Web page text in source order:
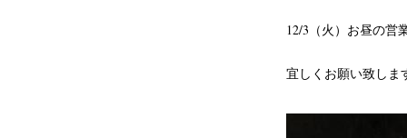
12/3（火）お昼の営
宜しくお願い致しま